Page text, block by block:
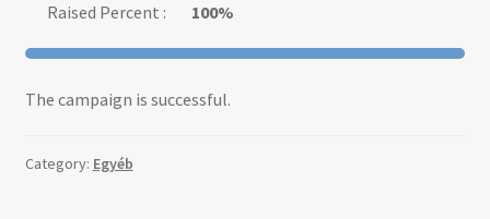
Raised Percent : 100%
The campaign is successful.
Category: Egyéb